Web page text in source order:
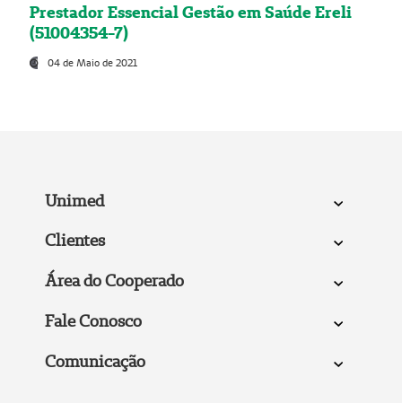
Prestador Essencial Gestão em Saúde Ereli
(51004354-7)
04 de Maio de 2021
Unimed
Clientes
Área do Cooperado
Fale Conosco
Comunicação